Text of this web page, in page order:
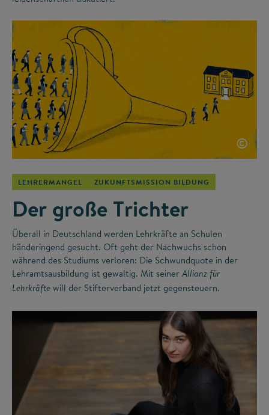
©
LEHRERMANGEL ZUKUNFTSMISSION BILDUNG
Der große Trichter
Überall in Deutschland werden Lehrkräfte an Schulen
händeringend gesucht. Oft geht der Nachwuchs schon
während des Studiums verloren: Die Schwundquote in der
Lehramtsausbildung ist gewaltig. Mit seiner Allianz für
Lehrkräfte will der Stifterverband jetzt gegensteuern.